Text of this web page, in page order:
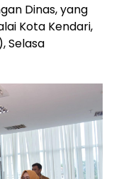
Dinas, yang
Kota Kendari,
Selasa